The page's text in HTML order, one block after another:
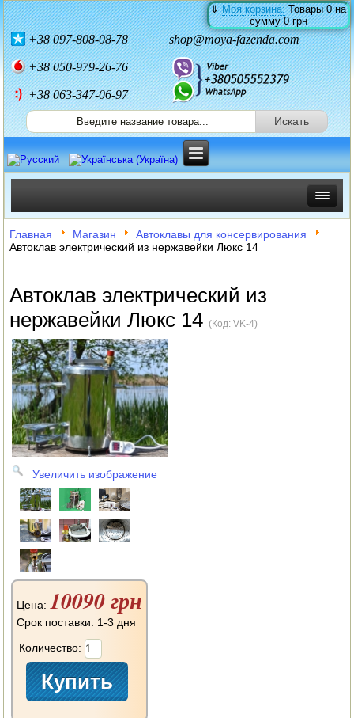
⇓Моя корзина:Товары0на
сумму0 грн
+38097-808-08-78 shop@moya-fazenda.com
+38050-979-26-76
+38 063-347-06-97
ИНКУБАТОРЫ
КОРМОРЕЗКИ
СОЛОМОРЕЗКИ
АВТОКЛАВЫ
ДЛЯ ОГОРОДА
НАВЕСНОЕ ДЛЯ МОТОБЛОКОВ
СЕПАРАТОРЫ И МАСЛОБОЙКИ
СЫРОВАРНИ
ШИНКОВКИ
ДЛЯ ДОМА И САДА
ОБОГРЕВАТЕЛИ
ДРОВОКОЛЫ
ГАЗОВЫЕ БАЛЛОНЫ
НАСТОЛЬНЫЕ ПЛИТЫ
Главная Магазин
Автоклавы для консервирования
Автоклав электрический из нержавейки Люкс 14
Автоклав электрический из
нержавейки Люкс 14(Код:VK-4)
Увеличить изображение
Цена:10090 грн
Срок поставки: 1-3 дня
Количество: